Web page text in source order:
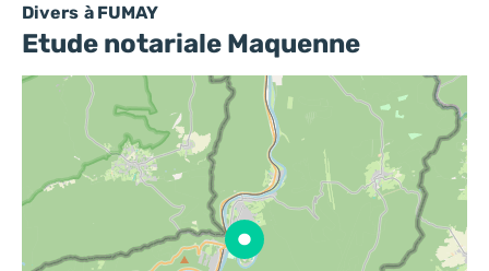
Divers à FUMAY
Etude notariale Maquenne